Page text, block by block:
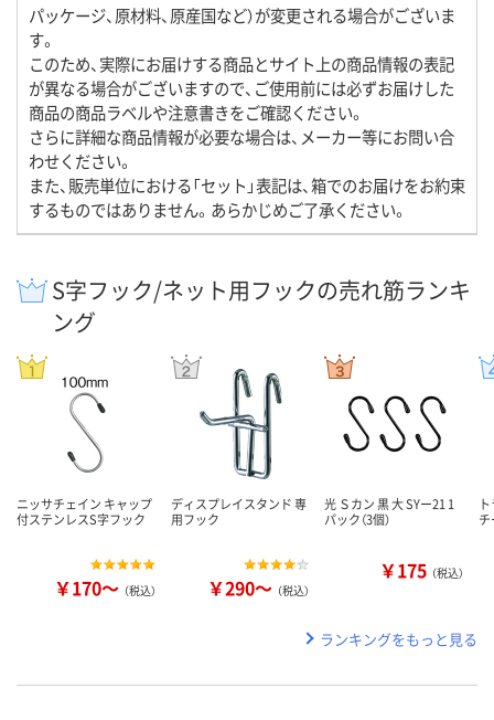
パッケージ、原材料、原産国など）が変更される場合がございま
す。
このため、実際にお届けする商品とサイト上の商品情報の表記
が異なる場合がございますので、ご使用前には必ずお届けした
商品の商品ラベルや注意書きをご確認ください。
さらに詳細な商品情報が必要な場合は、メーカー等にお問い合
わせください。
また、販売単位における「セット」表記は、箱でのお届けをお約束
するものではありません。あらかじめご了承ください。
S字フック/ネット用フックの売れ筋ランキ
ング
ニッサチェイン キャップ
付ステンレスS字フック
￥170～ （税込）
ディスプレイスタンド 専
用フック
￥290～ （税込）
光 Ｓカン 黒 大 SYー21 1
パック（3個）
￥175 （税込）
ランキングをもっと見る